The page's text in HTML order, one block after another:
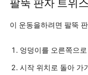
팔뚝 판자 트위
이 운동을하려면 팔뚝
엉덩이를 오른쪽으
시작 위치로 돌아 가